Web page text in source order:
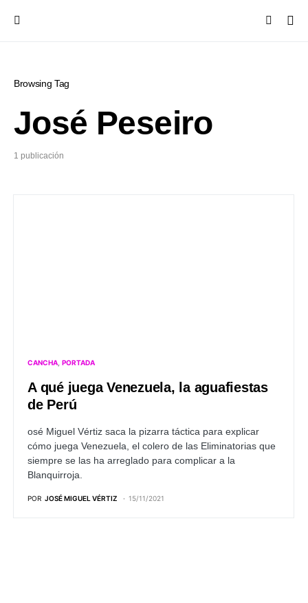
Browsing Tag
José Peseiro
1 publicación
CANCHA PORTADA
A qué juega Venezuela, la aguafiestas
de Perú
osé Miguel Vértiz saca la pizarra táctica para explicar
cómo juega Venezuela, el colero de las Eliminatorias que
siempre se las ha arreglado para complicar a la
Blanquirroja.
POR JOSÉ MIGUEL VÉRTIZ 15/11/2021